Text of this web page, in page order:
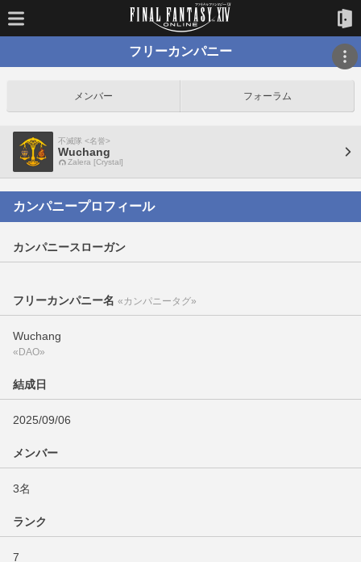
フリーカンパニー
メンバー フォーラム
不滅隊 <名誉>
Wuchang
Zalera [Crystal]
カンパニープロフィール
カンパニースローガン
フリーカンパニー名 «カンパニータグ»
Wuchang
«DAO»
結成日
2025/09/06
メンバー
3名
ランク
7